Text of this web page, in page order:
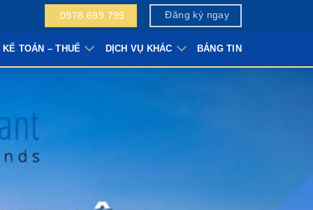
0978.699.799 Đăng ký ngay
KẾ TOÁN – THUẾ DỊCH VỤ KHÁC BẢNG TIN